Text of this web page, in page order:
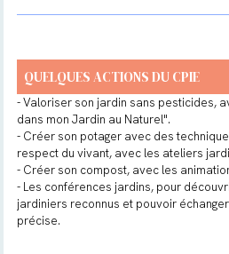
QUELQUES ACTIONS DU CPIE
- Valoriser son jardin sans pesticides,
dans mon Jardin au Naturel".
- Créer son potager avec des
respect du vivant, avec les ateliers
- Créer son compost, avec les
- Les conférences jardins, pour
jardiniers reconnus et pouvoir
précise.